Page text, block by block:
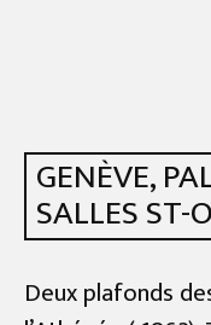
GENÈVE,
SALLES ST-
Deux plafonds